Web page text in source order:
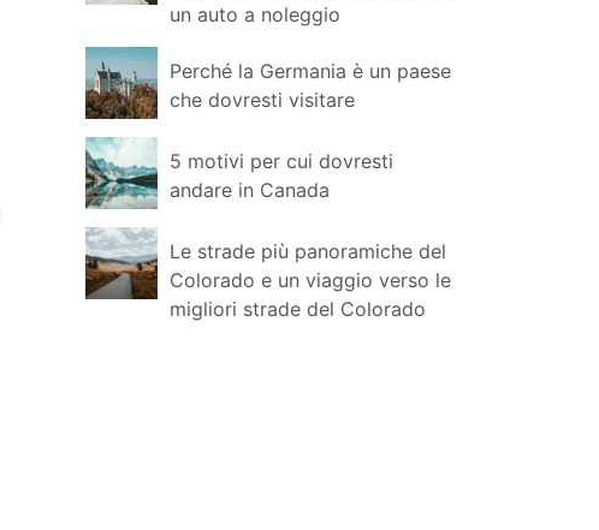
un auto a noleggio
Perché la Germania è un paese
che dovresti visitare
5 motivi per cui dovresti
andare in Canada
Le strade più panoramiche del
Colorado e un viaggio verso le
migliori strade del Colorado